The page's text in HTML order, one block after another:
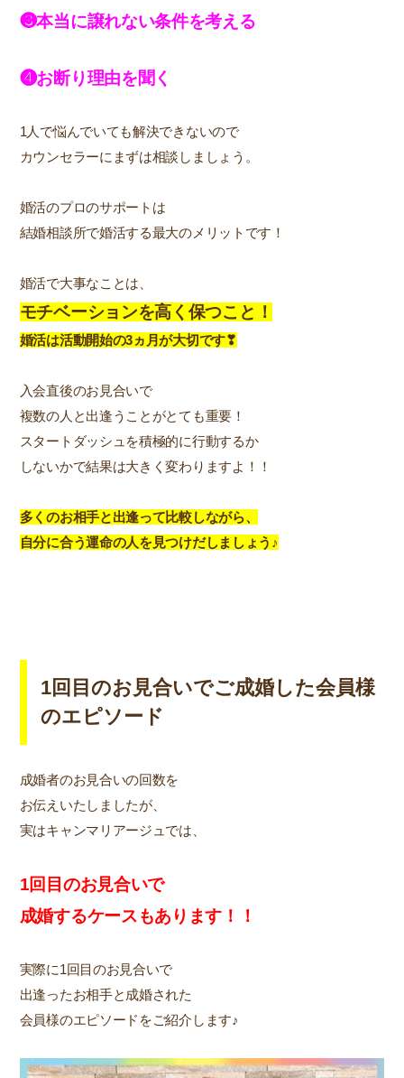
❸本当に譲れない条件を考える
❹お断り理由を聞く
1人で悩んでいても解決できないので
カウンセラーにまずは相談しましょう。
婚活のプロのサポートは
結婚相談所で婚活する最大のメリットです！
婚活で大事なことは、
モチベーションを高く保つこと！
婚活は活動開始の3ヵ月が大切です❣
入会直後のお見合いで
複数の人と出逢うことがとても重要！
スタートダッシュを積極的に行動するか
しないかで結果は大きく変わりますよ！！
多くのお相手と出逢って比較しながら、
自分に合う運命の人を見つけだしましょう♪
1回目のお見合いでご成婚した会員様
のエピソード
成婚者のお見合いの回数を
お伝えいたしましたが、
実はキャンマリアージュでは、
1回目のお見合いで
成婚するケースもあります！！
実際に1回目のお見合いで
出逢ったお相手と成婚された
会員様のエピソードをご紹介します♪